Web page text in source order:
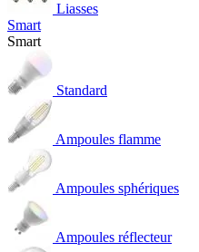
Liasses
Smart
Smart
Standard
Ampoules flamme
Ampoules sphériques
Ampoules réflecteur